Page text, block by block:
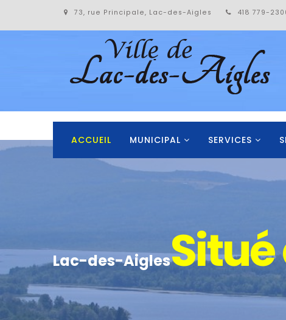
73, rue Principale, Lac-des-Aigles 418 779-
ACCUEIL MUNICIPAL SERVICES
DécouvrezUn